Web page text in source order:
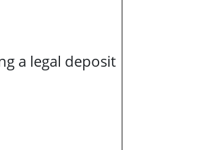
a legal deposit